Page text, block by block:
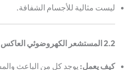
ليست مثالية للأجسام الشفافة.
2.2 المستشعر الكهروضوئي العاكس الرجعي
كيف يعمل: يوجد كل من الباعث